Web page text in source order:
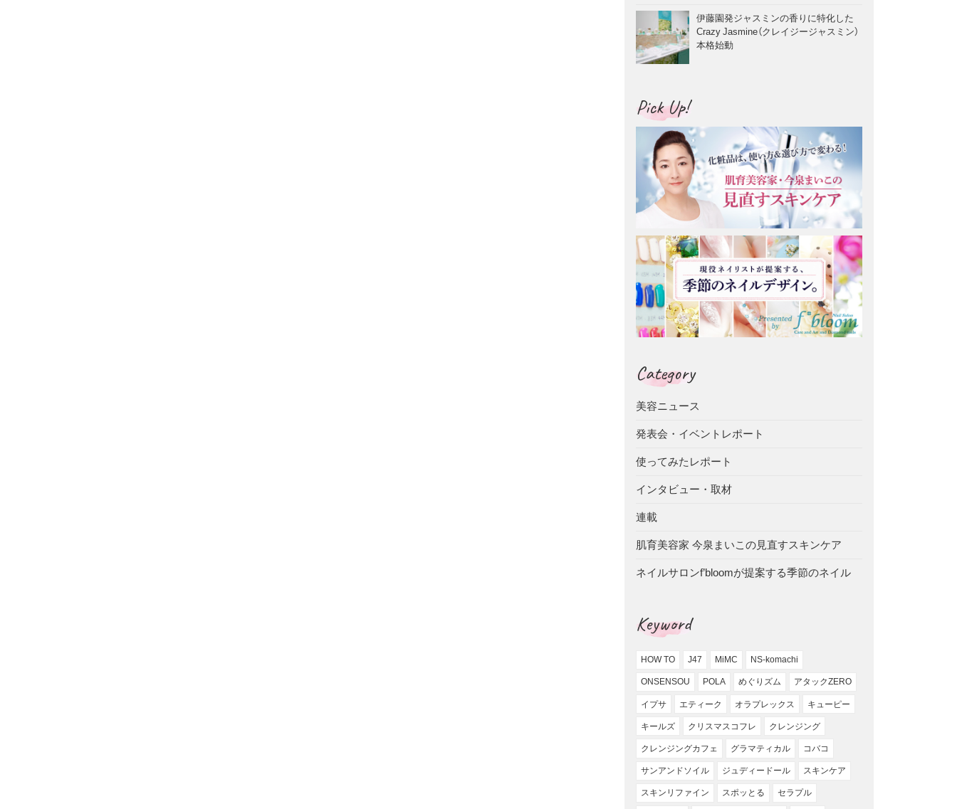
伊藤園発ジャスミンの香りに特化した
Crazy Jasmine（クレイジージャスミン）
本格始動
Pick Up!
Category
美容ニュース
発表会・イベントレポート
使ってみたレポート
インタビュー・取材
連載
肌育美容家 今泉まいこの見直すスキンケア
ネイルサロンf’bloomが提案する季節のネイル
Keyword
HOW TO J47 MiMC NS-komachi
ONSENSOU POLA めぐりズム アタックZERO
イプサ エティーク オラプレックス キューピー
キールズ クリスマスコフレ クレンジング
クレンジングカフェ グラマティカル コバコ
サンアンドソイル ジュディードール スキンケア
スキンリファイン スポッとる セラプル